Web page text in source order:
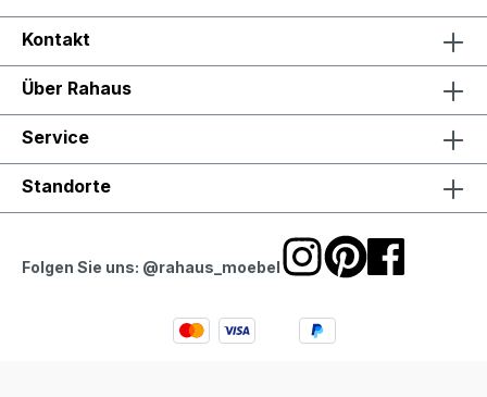
Kontakt
Über Rahaus
Service
Standorte
Folgen Sie uns: @rahaus_moebel